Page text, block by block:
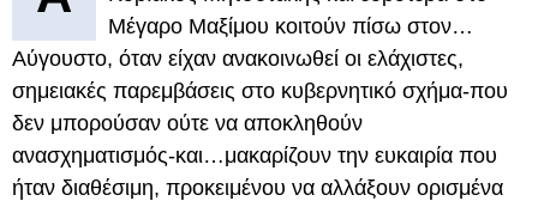
Μέγαρο Μαξίμου κοιτούν πίσω στον…
Αύγουστο, όταν είχαν ανακοινωθεί οι ελάχιστες,
σημειακές παρεμβάσεις στο κυβερνητικό σχήμα-που
δεν μπορούσαν ούτε να αποκληθούν
ανασχηματισμός-και…μακαρίζουν την ευκαιρία που
ήταν διαθέσιμη, προκειμένου να αλλάξουν ορισμένα